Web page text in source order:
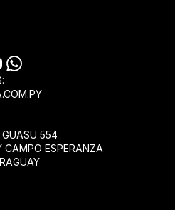
554
CAMPO ESPERANZA